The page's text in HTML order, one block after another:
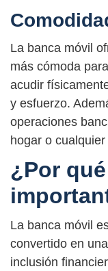
La banca móvil
más cómoda
acudir
y esfuerzo.
operaciones
hogar o
¿Por
La banca móvil
convertido en
inclusión